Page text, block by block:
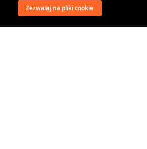
Zezwalaj na pliki cookie